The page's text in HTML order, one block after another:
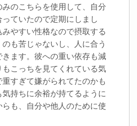
みのこちらを使用して、自分
ていたので定期にしまし
やすい性格なので摂取する
も苦じゃないし、人に合う
ます。彼への重い依存も減
もこっちを見てくれている気
すぎて嫌がられてたのかも
持ちに余裕が持てるように
も、自分や他人のために使